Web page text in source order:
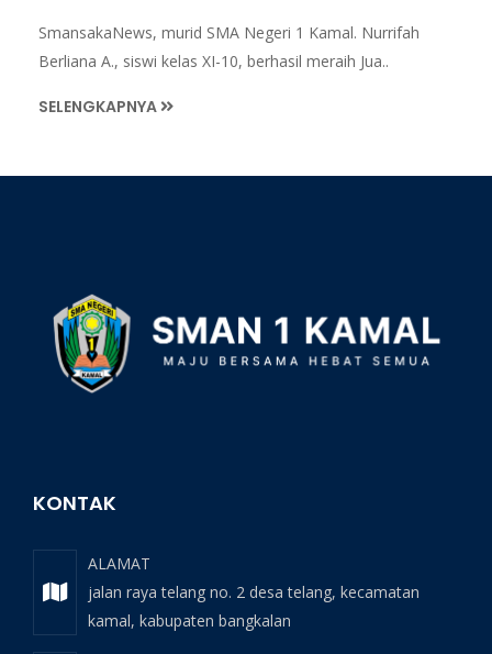
SmansakaNews, murid SMA Negeri 1 Kamal. Nurrifah
Berliana A., siswi kelas XI-10, berhasil meraih Jua..
SELENGKAPNYA
KONTAK
ALAMAT
jalan raya telang no. 2 desa telang, kecamatan
kamal, kabupaten bangkalan